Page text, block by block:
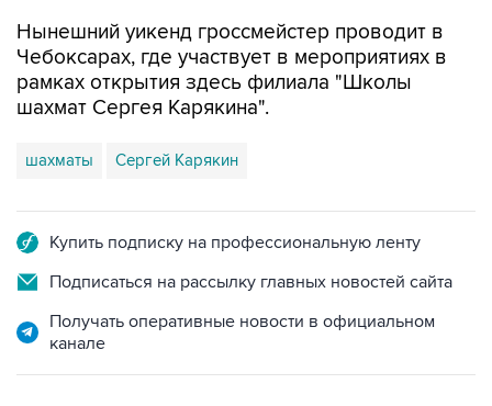
Нынешний уикенд гроссмейстер проводит в
Чебоксарах, где участвует в мероприятиях в
рамках открытия здесь филиала "Школы
шахмат Сергея Карякина".
шахматы Сергей Карякин
Купить подписку на профессиональную ленту
Подписаться на рассылку главных новостей сайта
Получать оперативные новости в официальном
канале